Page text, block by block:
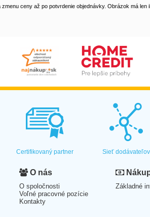
ceny až po potvrdenie objednávky. Obrázok má len
Certifikovaný partner Sieť dodávateľov
O nás
O spoločnosti
Voľné pracovné pozície
Kontakty
Základné